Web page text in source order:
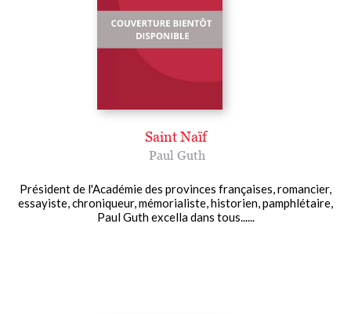
Saint Naïf
Paul Guth
Président de l'Académie des provinces françaises, romancier,
essayiste, chroniqueur, mémorialiste, historien, pamphlétaire,
Paul Guth excella dans tous......